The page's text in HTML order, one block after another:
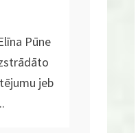
Pūne
jeb